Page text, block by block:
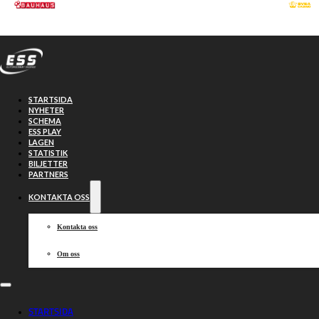
Hoppa till huvudinnehåll
STARTSIDA
NYHETER
SCHEMA
ESS PLAY
LAGEN
STATISTIK
BILJETTER
PARTNERS
KONTAKTA OSS
Kontakta oss
Om oss
STARTSIDA
Seriefinal i